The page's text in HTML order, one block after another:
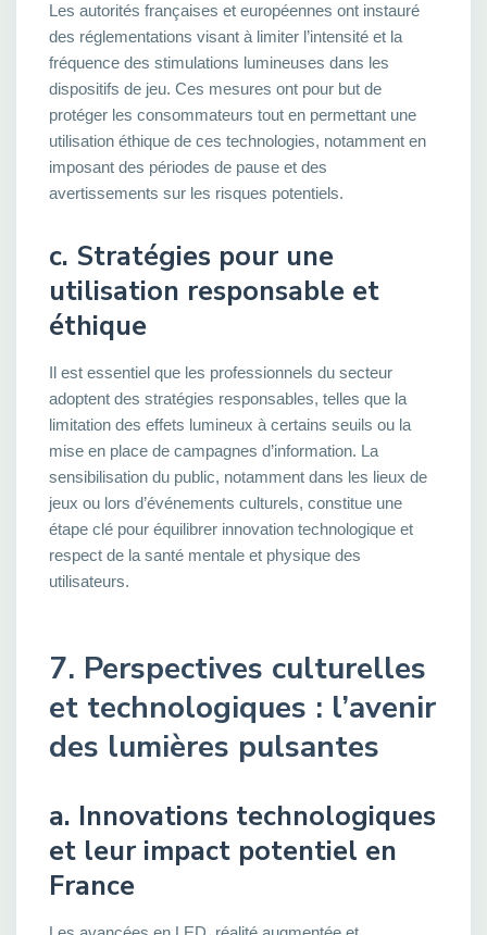
Les autorités françaises et européennes ont instauré
des réglementations visant à limiter l’intensité et la
fréquence des stimulations lumineuses dans les
dispositifs de jeu. Ces mesures ont pour but de
protéger les consommateurs tout en permettant une
utilisation éthique de ces technologies, notamment en
imposant des périodes de pause et des
avertissements sur les risques potentiels.
c. Stratégies pour une
utilisation responsable et
éthique
Il est essentiel que les professionnels du secteur
adoptent des stratégies responsables, telles que la
limitation des effets lumineux à certains seuils ou la
mise en place de campagnes d’information. La
sensibilisation du public, notamment dans les lieux de
jeux ou lors d’événements culturels, constitue une
étape clé pour équilibrer innovation technologique et
respect de la santé mentale et physique des
utilisateurs.
7. Perspectives culturelles
et technologiques : l’avenir
des lumières pulsantes
a. Innovations technologiques
et leur impact potentiel en
France